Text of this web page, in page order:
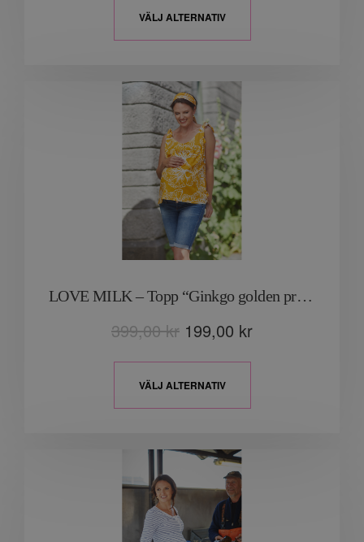
VÄLJ ALTERNATIV
LOVE MILK – Topp “Ginkgo golden print”
399,00kr 199,00 kr
VÄLJ ALTERNATIV